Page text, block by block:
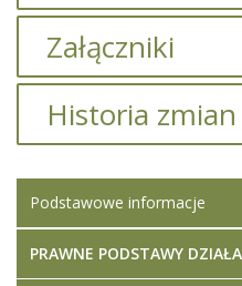
Załączniki
Brak załączników.
Historia zmian
Artykuł został
zmieniony.
07
Podstawowe informacje
PRAWNE PODSTAWY